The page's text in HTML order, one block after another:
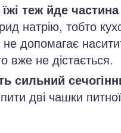
теж йде частина
натрію, тобто
допомагає
вже не дістається.
сильний
дві чашки